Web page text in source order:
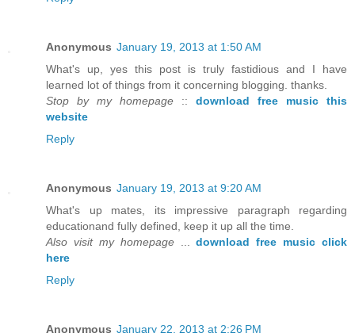
Anonymous January 19, 2013 at 1:50 AM
What's up, yes this post is truly fastidious and I have
learned lot of things from it concerning blogging. thanks.
Stop by my homepage :: download free music this
website
Reply
Anonymous January 19, 2013 at 9:20 AM
What's up mates, its impressive paragraph regarding
educationand fully defined, keep it up all the time.
Also visit my homepage...download free music click
here
Reply
Anonymous January 22, 2013 at 2:26 PM